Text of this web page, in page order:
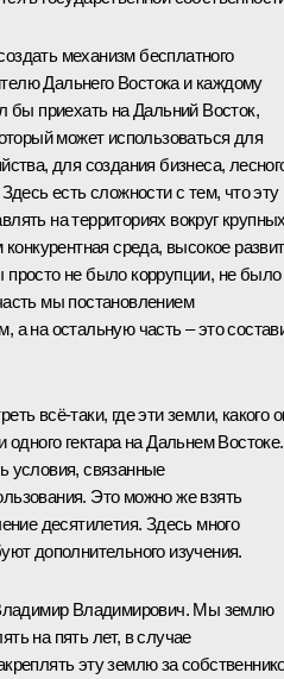
механизм бесплатного
Дальнего Востока и каждому
бы приехать на Дальний Восток,
может использоваться для
для создания бизнеса,
есть сложности с тем, что эту
на территориях вокруг
конкурентная среда, высокое
просто не было коррупции, не было
мы постановлением
а на остальную часть – это
всё‑таки, где эти земли, какого
одного гектара на Дальнем Востоке.
условия, связанные
Это можно же взять
десятилетия. Здесь много
дополнительного изучения.
Владимирович. Мы землю
на пять лет, в случае
эту землю за